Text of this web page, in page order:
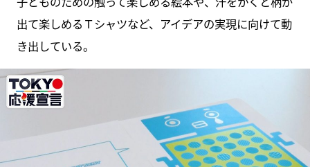
出て楽しめるＴシャツなど、アイデアの実現に向けて動
き出している。